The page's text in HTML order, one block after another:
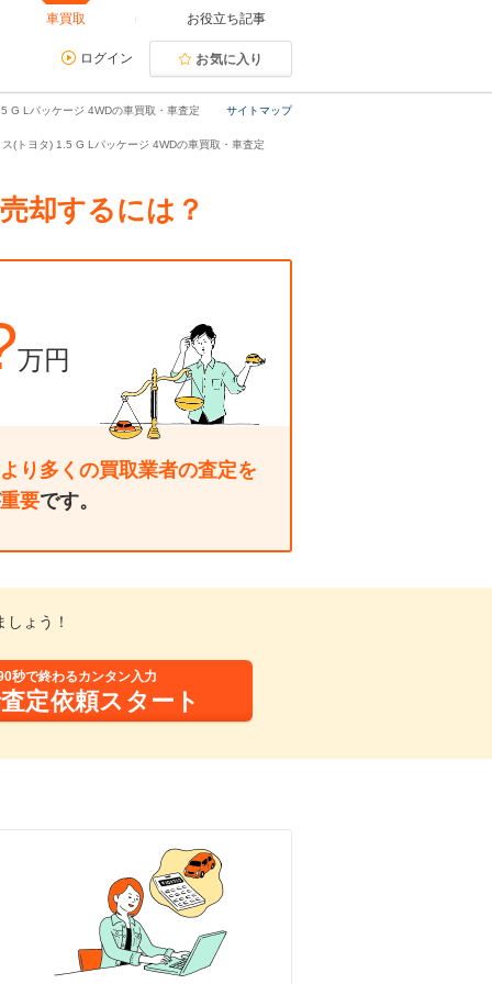
車買取 お役立ち記事
ログイン お気に入り
サイトマップ
G Lパッケージ 4WDの車買取・車査定
ス(トヨタ) 1.5 G Lパッケージ 4WDの車買取・車査定
却するには？
万円
より多くの買取業者の査定を
重要です。
ょう！
秒で終わるカンタン入力
定依頼スタート